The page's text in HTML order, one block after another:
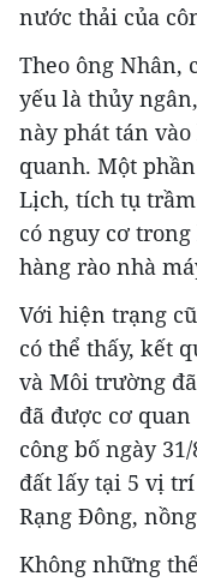
nước thải của
Theo ông Nhân,
yếu là thủy
này phát tán
quanh. Một
Lịch, tích tụ
có nguy cơ
hàng rào nhà
Với hiện trạng
có thể thấy, kết
và Môi trường
đã được cơ
công bố ngày
đất lấy tại 5 vị
Rạng Đông,
Không những